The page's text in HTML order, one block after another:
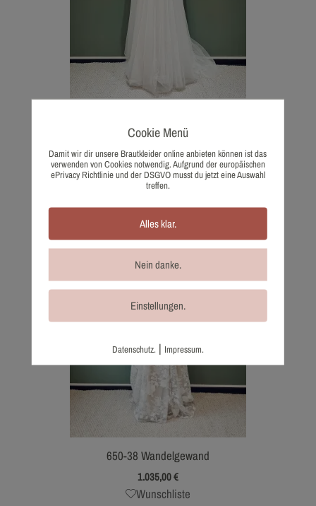
980,00€
Wunschliste
650-38 Wandelgewand
1.035,00€
Wunschliste
Cookie Menü
Damit wir dir unsere Brautkleider online anbieten können ist das
verwenden von Cookies notwendig. Aufgrund der europäischen
ePrivacy Richtlinie und der DSGVO musst du jetzt eine Auswahl
treffen.
Alles klar.
Nein danke.
Einstellungen.
Datenschutz. | Impressum.